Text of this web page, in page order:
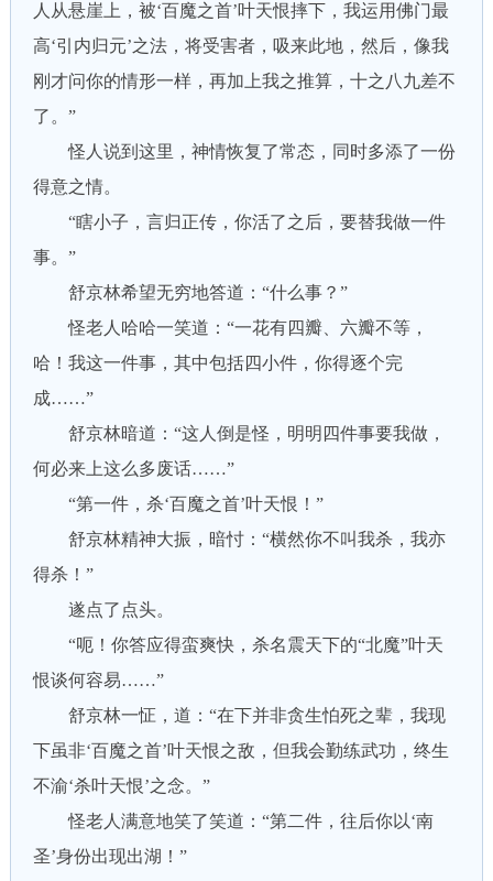
人从悬崖上，被‘百魔之首’叶天恨摔下，我运用佛门最
高‘引内归元’之法，将受害者，吸来此地，然后，像我
刚才问你的情形一样，再加上我之推算，十之八九差不
了。”
怪人说到这里，神情恢复了常态，同时多添了一份
得意之情。
“瞎小子，言归正传，你活了之后，要替我做一件
事。”
舒京林希望无穷地答道：“什么事？”
怪老人哈哈一笑道：“一花有四瓣、六瓣不等，
哈！我这一件事，其中包括四小件，你得逐个完
成……”
舒京林暗道：“这人倒是怪，明明四件事要我做，
何必来上这么多废话……”
“第一件，杀‘百魔之首’叶天恨！”
舒京林精神大振，暗忖：“横然你不叫我杀，我亦
得杀！”
遂点了点头。
“呃！你答应得蛮爽快，杀名震天下的“北魔”叶天
恨谈何容易……”
舒京林一怔，道：“在下并非贪生怕死之辈，我现
下虽非‘百魔之首’叶天恨之敌，但我会勤练武功，终生
不渝‘杀叶天恨’之念。”
怪老人满意地笑了笑道：“第二件，往后你以‘南
圣’身份出现出湖！”